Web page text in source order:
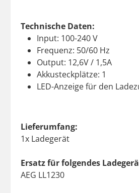
Technische Daten:
Input: 100-240 V
Frequenz: 50/60 Hz
Output: 12,6V / 1,5A
Akkusteckplätze: 1
LED-Anzeige für den
Lieferumfang:
1x Ladegerät
Ersatz für folgendes
AEG LL1230